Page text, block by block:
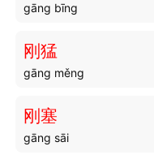
gāng bīng
刚猛
gāng měng
刚塞
gāng sāi